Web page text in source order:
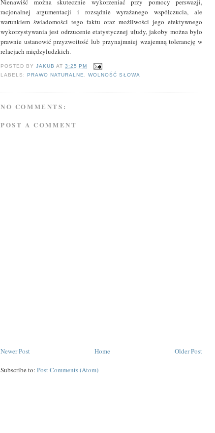
Nienawiść można skutecznie wykorzeniać przy pomocy perswazji,
racjonalnej argumentacji i rozsądnie wyrażanego współczucia, ale
warunkiem świadomości tego faktu oraz możliwości jego efektywnego
wykorzystywania jest odrzucenie etatystycznej ułudy, jakoby można było
prawnie ustanowić przyzwoitość lub przynajmniej wzajemną tolerancję w
relacjach międzyludzkich.
POSTED BYJAKUB AT3:25 PM
LABELS:PRAWO NATURALNE ,WOLNOŚĆ SŁOWA
NO COMMENTS:
POST A COMMENT
Newer Post Older Post
Home
Subscribe to: Post Comments (Atom)